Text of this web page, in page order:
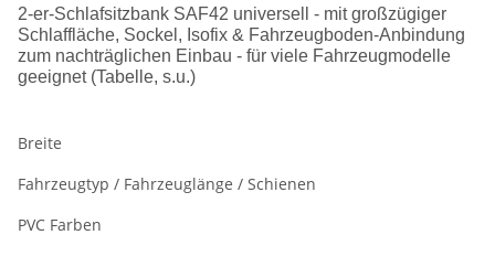
2-er-Schlafsitzbank SAF42 universell - mit großzügiger
Schlaffläche, Sockel, Isofix & Fahrzeugboden-Anbindung
zum nachträglichen Einbau - für viele Fahrzeugmodelle
geeignet (Tabelle, s.u.)
Breite
Fahrzeugtyp / Fahrzeuglänge / Schienen
PVC Farben